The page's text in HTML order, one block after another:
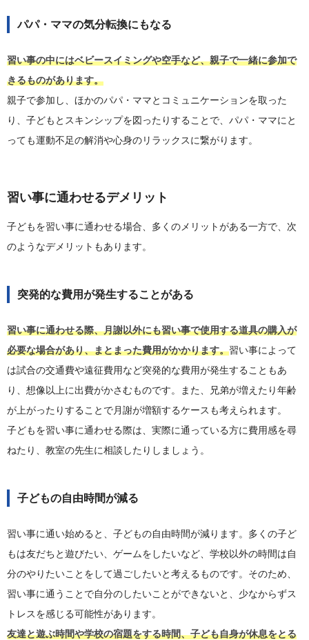
パパ・ママの気分転換にもなる
習い事の中にはベビースイミングや空手など、親子で一緒に参加で
きるものがあります。
親子で参加し、ほかのパパ・ママとコミュニケーションを取った
り、子どもとスキンシップを図ったりすることで、パパ・ママにと
っても運動不足の解消や心身のリラックスに繋がります。
習い事に通わせるデメリット
子どもを習い事に通わせる場合、多くのメリットがある一方で、次
のようなデメリットもあります。
突発的な費用が発生することがある
習い事に通わせる際、月謝以外にも習い事で使用する道具の購入が
必要な場合があり、まとまった費用がかかります。習い事によって
は試合の交通費や遠征費用など突発的な費用が発生することもあ
り、想像以上に出費がかさむものです。また、兄弟が増えたり年齢
が上がったりすることで月謝が増額するケースも考えられます。
子どもを習い事に通わせる際は、実際に通っている方に費用感を尋
ねたり、教室の先生に相談したりしましょう。
子どもの自由時間が減る
習い事に通い始めると、子どもの自由時間が減ります。多くの子ど
もは友だちと遊びたい、ゲームをしたいなど、学校以外の時間は自
分のやりたいことをして過ごしたいと考えるものです。そのため、
習い事に通うことで自分のしたいことができないと、少なからずス
トレスを感じる可能性があります。
友達と遊ぶ時間や学校の宿題をする時間、子ども自身が休息をとる